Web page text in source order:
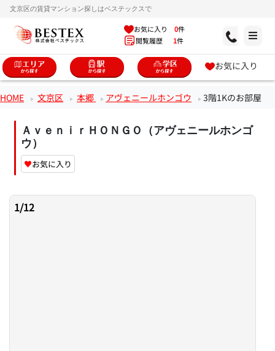
文京区の賃貸マンション探しはベステックスで
お気に入り 0件
閲覧履歴 1件
お気に入り
HOME 文京区 本郷 アヴェニールホンゴウ 3階1Kのお部屋
ＡｖｅｎｉｒＨＯＮＧＯ（アヴェニールホンゴ
ウ）
♥お気に入り
1/12